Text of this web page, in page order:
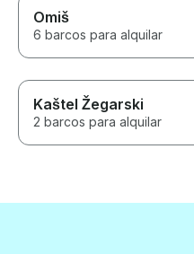
Omiš
6 barcos para alquilar
Kaštel Žegarski
2 barcos para alquilar